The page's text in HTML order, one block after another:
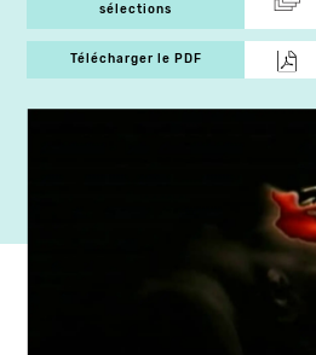
sélections
Télécharger le PDF